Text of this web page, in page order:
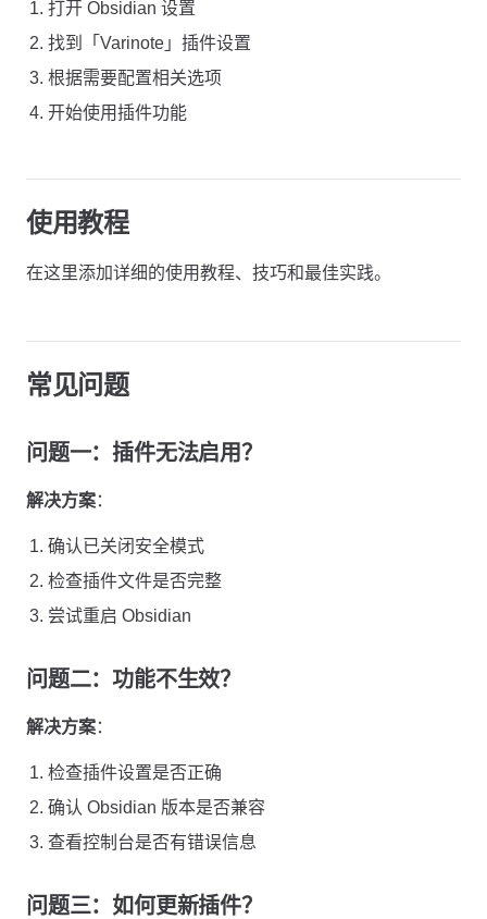
打开 Obsidian 设置
找到「Varinote」插件设置
根据需要配置相关选项
开始使用插件功能
使用教程
在这里添加详细的使用教程、技巧和最佳实践。
常见问题
问题一：插件无法启用？
解决方案：
确认已关闭安全模式
检查插件文件是否完整
尝试重启 Obsidian
问题二：功能不生效？
解决方案：
检查插件设置是否正确
确认 Obsidian 版本是否兼容
查看控制台是否有错误信息
问题三：如何更新插件？